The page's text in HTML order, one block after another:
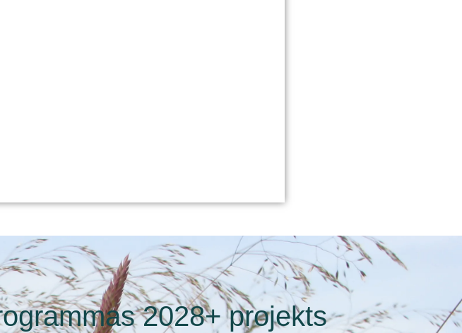
2028+ projekts